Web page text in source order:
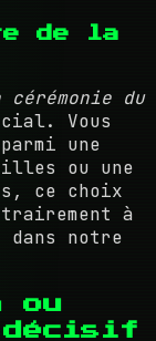
de la
du
Vous
une
ou une
ce choix
à
notre
ou
décisif